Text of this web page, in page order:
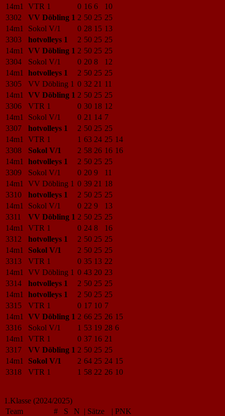
14m1
VTR 1 0 16 6
10
3302
VV Döbling 1 2 50 25 25
14m1
Sokol V/1 0 28 15 13
3303
hotvolleys 1 2 50 25 25
14m1
VV Döbling 1 2 50 25 25
3304
Sokol V/1 0 20 8
12
14m1
hotvolleys 1 2 50 25 25
3305
VV Döbling 1 0 32 21 11
14m1
VV Döbling 1 2 50 25 25
3306
VTR 1 0 30 18 12
14m1
Sokol V/1 0 21 14 7
3307
hotvolleys 1 2 50 25 25
14m1
VTR 1 1 63 24 25 14
3308
Sokol V/1 2 58 26 16 16
14m1
hotvolleys 1 2 50 25 25
3309
Sokol V/1 0 20 9
11
14m1
VV Döbling 1 0 39 21 18
3310
hotvolleys 1 2 50 25 25
14m1
Sokol V/1 0 22 9
13
3311
VV Döbling 1 2 50 25 25
14m1
VTR 1 0 24 8
16
3312
hotvolleys 1 2 50 25 25
14m1
Sokol V/1 2 50 25 25
3313
VTR 1 0 35 13 22
14m1
VV Döbling 1 0 43 20 23
3314
hotvolleys 1 2 50 25 25
14m1
hotvolleys 1 2 50 25 25
3315
VTR 1 0 17 10 7
14m1
VV Döbling 1 2 66 25 26 15
3316
Sokol V/1 1 53 19 28 6
14m1
VTR 1 0 37 16 21
3317
VV Döbling 1 2 50 25 25
14m1
Sokol V/1 2 64 25 24 15
3318
VTR 1 1 58 22 26 10
1.Klasse (2024/2025)
Team
# S N | Sätze | PNK